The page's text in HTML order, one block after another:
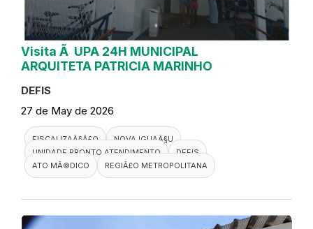
Visita Ã UPA 24H MUNICIPAL
ARQUITETA PATRICIA MARINHO
DEFIS
27 de May de 2026
FISCALIZAÃ§Ã£O
NOVA IGUAÃ§U
UNIDADE PRONTO ATENDIMENTO
DEFIS
ATO MÃ©DICO
REGIÃ£O METROPOLITANA